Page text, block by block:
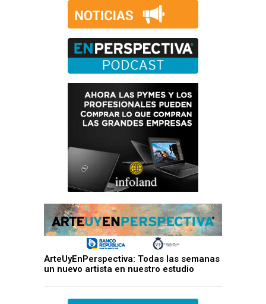
ArteUyEnPerspectiva: Todas las semanas
un nuevo artista en nuestro estudio